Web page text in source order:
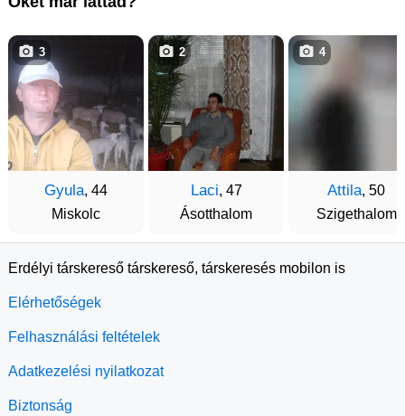
Gyula, 44
Miskolc
3
Laci, 47
Ásotthalom
2
Attila, 50
Szigethalom
4
Erdélyi társkereső társkereső, társkeresés mobilon is
Elérhetőségek
Felhasználási feltételek
Adatkezelési nyilatkozat
Biztonság